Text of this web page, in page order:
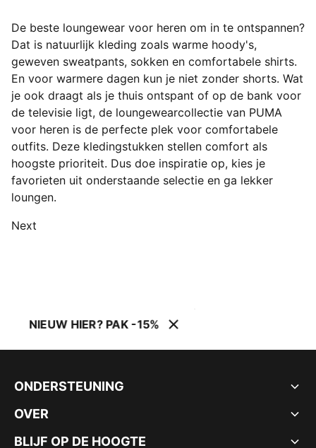
De beste loungewear voor heren om in te ontspannen?
Dat is natuurlijk kleding zoals warme hoody's,
geweven sweatpants, sokken en comfortabele shirts.
En voor warmere dagen kun je niet zonder shorts. Wat
je ook draagt als je thuis ontspant of op de bank voor
de televisie ligt, de loungewearcollectie van PUMA
voor heren is de perfecte plek voor comfortabele
outfits. Deze kledingstukken stellen comfort als
hoogste prioriteit. Dus doe inspiratie op, kies je
favorieten uit onderstaande selectie en ga lekker
loungen.
Next
NIEUW HIER? PAK -15%
ONDERSTEUNING
OVER
BLIJF OP DE HOOGTE